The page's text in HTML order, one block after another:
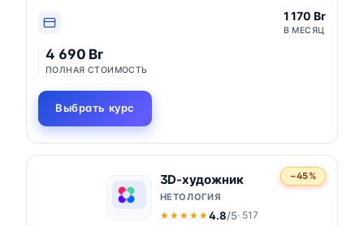
1 170 Br
В МЕСЯЦ
4 690 Br
ПОЛНАЯ СТОИМОСТЬ
Выбрать курс
−45%
3D-художник
НЕТОЛОГИЯ
★★★★★
★★★★★ 4.8/5· 517